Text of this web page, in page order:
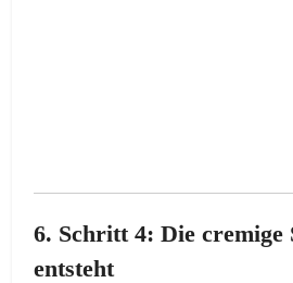
6. Schritt 4: Die cremige
entsteht